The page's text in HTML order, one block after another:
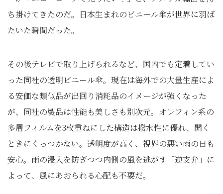
ち掛けてきたのだ。日本生まれのビニール傘が世界に羽ば
たいた瞬間だった。
その後テレビで取り上げられるなど、国内でも定着してい
った同社の透明ビニール傘。現在は海外での大量生産によ
る安価な類似品が出回り消耗品のイメージが強くなった
が、同社の製品は性能も美しさも別次元。オレフィン系の
多層フィルムを3枚重ねにした構造は撥水性に優れ、開く
ときにくっつかない。透明度が高く、視界の悪い雨の日も
安心。雨の浸入を防ぎつつ内側の風を逃がす「逆支弁」に
よって、風にあおられる心配も不要だ。